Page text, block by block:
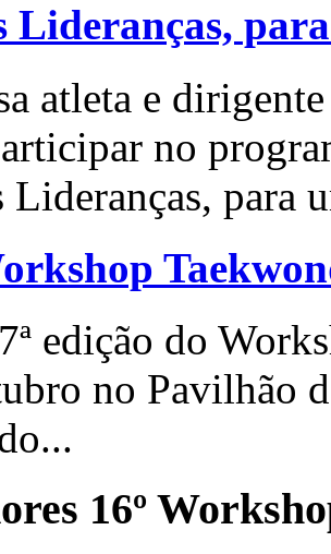
Lideranças,
atleta e
no
Lideranças, para
edição do
no Pavilhão
16º